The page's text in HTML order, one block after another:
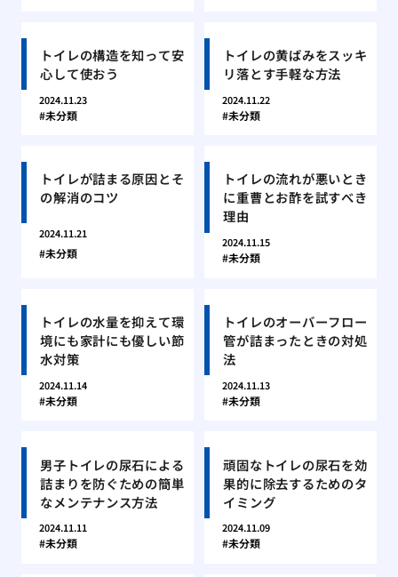
トイレの構造を知って安
心して使おう
2024.11.23
未分類
トイレの黄ばみをスッキ
リ落とす手軽な方法
2024.11.22
未分類
トイレが詰まる原因とそ
の解消のコツ
2024.11.21
未分類
トイレの流れが悪いとき
に重曹とお酢を試すべき
理由
2024.11.15
未分類
トイレの水量を抑えて環
境にも家計にも優しい節
水対策
2024.11.14
未分類
トイレのオーバーフロー
管が詰まったときの対処
法
2024.11.13
未分類
男子トイレの尿石による
詰まりを防ぐための簡単
なメンテナンス方法
2024.11.11
未分類
頑固なトイレの尿石を効
果的に除去するためのタ
イミング
2024.11.09
未分類